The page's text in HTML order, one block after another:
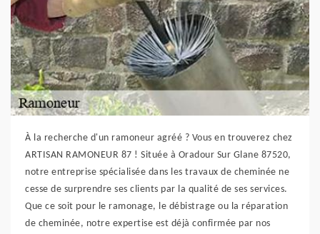
À la recherche d'un ramoneur agréé ? Vous en trouverez chez
ARTISAN RAMONEUR 87 ! Située à Oradour Sur Glane 87520,
notre entreprise spécialisée dans les travaux de cheminée ne
cesse de surprendre ses clients par la qualité de ses services.
Que ce soit pour le ramonage, le débistrage ou la réparation
de cheminée, notre expertise est déjà confirmée par nos